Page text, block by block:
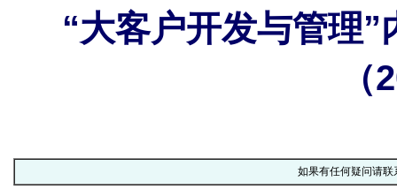
“大客户开发与管理
如果有任何疑问请联